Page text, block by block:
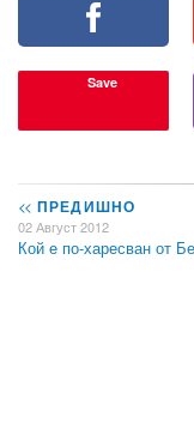
Save
<< ПРЕДИШНО
02 Август 2012
Кой е по-харесван от